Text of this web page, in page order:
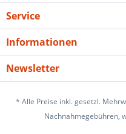
Service
Informationen
Newsletter
* Alle Preise inkl. gesetzl.
Nachnahmegebühren,